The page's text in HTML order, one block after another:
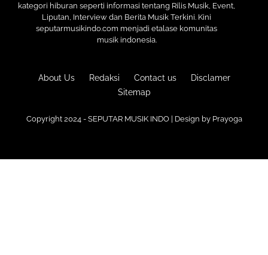
kategori hiburan seperti informasi tentang Rilis Musik, Event,
Liputan, Interview dan Berita Musik Terkini. Kini
seputarmusikindo.com menjadi etalase komunitas
musik indonesia.
Copyright 2024 - SEPUTAR MUSIK INDO | Design by Prayoga
About Us Redaksi Contact us
Disclamer
Sitemap